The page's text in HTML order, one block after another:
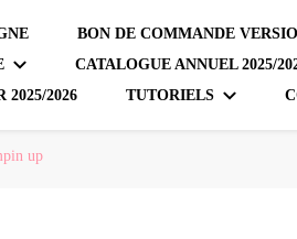
BON DE COMMANDE
CATALOGUE ANNUEL 2025/
2026
TUTORIELS
up